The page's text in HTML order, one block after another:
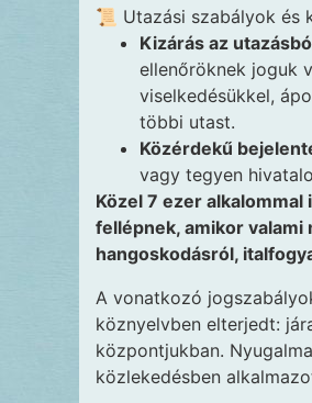
📜 Utazási szabályok és
Kizárás az
ellenőröknek joguk
viselkedésükkel,
többi utast.
Közérdekű
vagy tegyen
Közel 7 ezer
fellépnek, amikor valami
hangoskodásról,
A vonatkozó
köznyelvben elterjedt:
központjukban.
közlekedésben